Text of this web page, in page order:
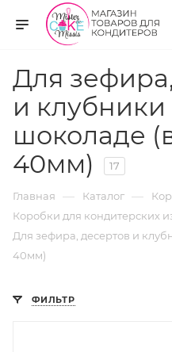
Для
и клубники
шоколаде
40мм)
17
Главная — Каталог —
Коробки для кондитерских
Для зефира, десертов и
40мм)
ФИЛЬТР